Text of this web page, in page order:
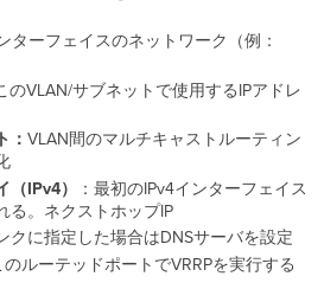
ターフェイスのネットワーク（例：
のVLAN/サブネットで使用するIPアドレ
： VLAN間のマルチキャストルーティン
IPv4）
：最初のIPv4インターフェイス
る。ネクストホップIP
クに指定した場合はDNSサーバを設定
のルーテッドポートでVRRPを実行する